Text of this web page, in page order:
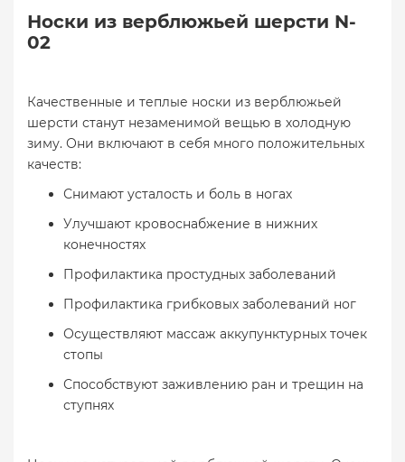
Носки из верблюжьей шерсти N-
02
Качественные и теплые носки из верблюжьей
шерсти станут незаменимой вещью в холодную
зиму. Они включают в себя много положительных
качеств:
Снимают усталость и боль в ногах
Улучшают кровоснабжение в нижних
конечностях
Профилактика простудных заболеваний
Профилактика грибковых заболеваний ног
Осуществляют массаж аккупунктурных точек
стопы
Способствуют заживлению ран и трещин на
ступнях